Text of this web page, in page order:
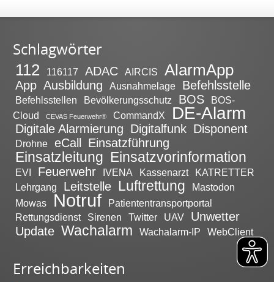
Schlagwörter
112 116117 ADAC AIRCIS AlarmApp
App Ausbildung Ausnahmelage Befehlsstelle
Befehlsstellen Bevölkerungsschutz BOS
BOS-
Cloud
CEVAS Feuerwehr® CommandX DE-Alarm
Digitale Alarmierung Digitalfunk Disponent
Drohne eCall Einsatzführung
Einsatzleitung Einsatzvorinformation
EVI Feuerwehr IVENA Kassenarzt
KATRETTER
Lehrgang
Leitstelle Luftrettung
Mastodon
Mowas
Notruf
Patiententransportportal
Rettungsdienst
Sirenen Twitter UAV
Unwetter
Update Wachalarm Wachalarm-IP WebClient
Erreichbarkeiten